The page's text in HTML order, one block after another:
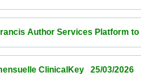
Francis Author Services
mensuelle ClinicalKey